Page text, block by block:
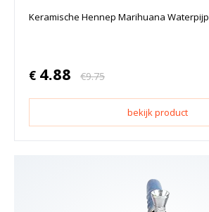
Keramische Hennep Marihuana Waterpijp
€ 4.88 €9.75
bekijk product